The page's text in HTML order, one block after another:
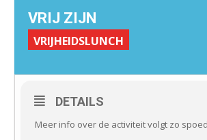
VRIJ ZIJN
VRIJHEIDSLUNCH
DETAILS
Meer info over de activiteit volgt zo